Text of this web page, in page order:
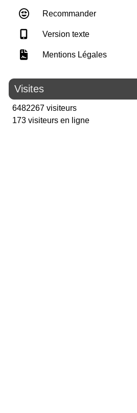
Recommander
Version texte
Mentions Légales
Visites
6482267 visiteurs
173 visiteurs en ligne